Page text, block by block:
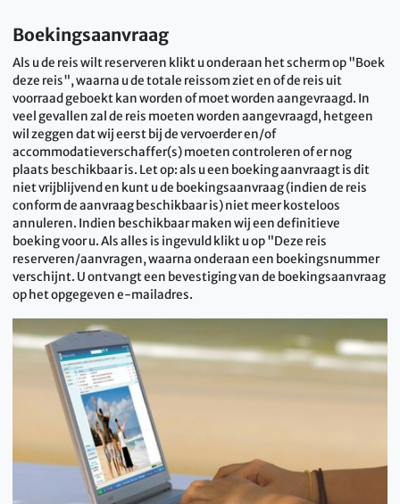
Boekingsaanvraag
Als u de reis wilt reserveren klikt u onderaan het scherm op "Boek
deze reis", waarna u de totale reissom ziet en of de reis uit
voorraad geboekt kan worden of moet worden aangevraagd. In
veel gevallen zal de reis moeten worden aangevraagd, hetgeen
wil zeggen dat wij eerst bij de vervoerder en/of
accommodatieverschaffer(s) moeten controleren of er nog
plaats beschikbaar is. Let op: als u een boeking aanvraagt is dit
niet vrijblijvend en kunt u de boekingsaanvraag (indien de reis
conform de aanvraag beschikbaar is) niet meer kosteloos
annuleren. Indien beschikbaar maken wij een definitieve
boeking voor u. Als alles is ingevuld klikt u op "Deze reis
reserveren/aanvragen, waarna onderaan een boekingsnummer
verschijnt. U ontvangt een bevestiging van de boekingsaanvraag
op het opgegeven e-mailadres.